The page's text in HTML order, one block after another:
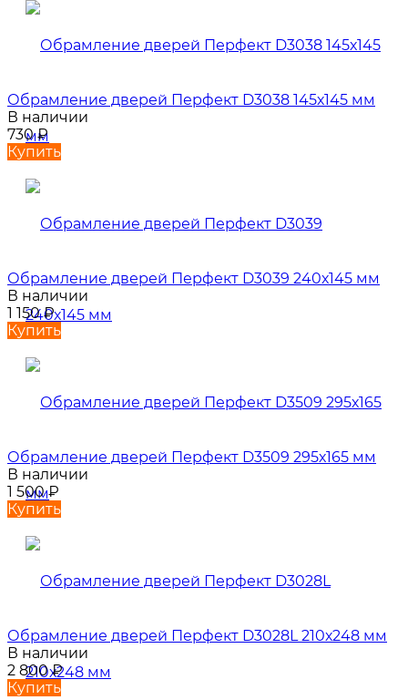
Обрамление дверей Перфект D3038 145х145 мм
В наличии
730₽
Купить
Обрамление дверей Перфект D3039 240х145 мм
В наличии
1 150₽
Купить
Обрамление дверей Перфект D3509 295х165 мм
В наличии
1 500₽
Купить
Обрамление дверей Перфект D3028L 210х248 мм
В наличии
2 800₽
Купить